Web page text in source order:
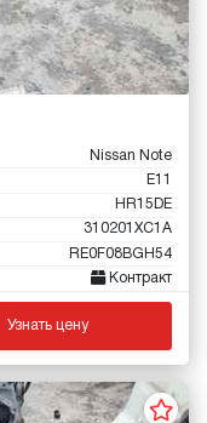
Nissan Note
E11
HR15DE
310201XC1A
RE0F08BGH54
Контракт
Узнать цену